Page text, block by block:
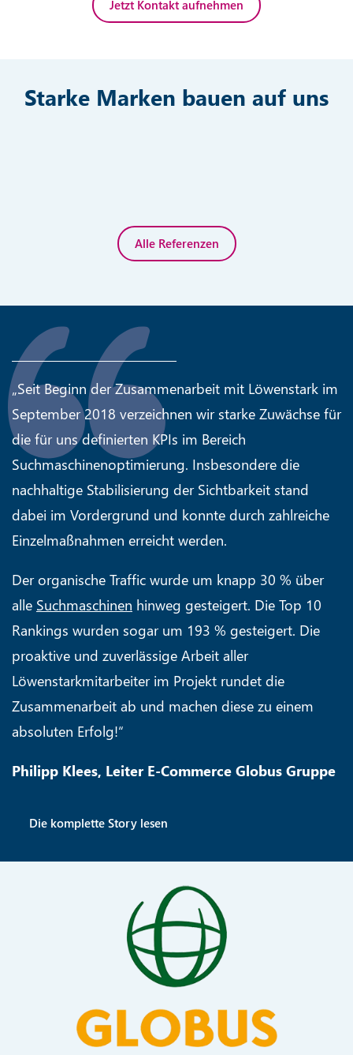
Jetzt Kontakt aufnehmen
Starke Marken bauen auf uns
Alle Referenzen
„Seit Beginn der Zusammenarbeit mit Löwenstark im
September 2018 verzeichnen wir starke Zuwächse für
die für uns definierten KPIs im Bereich
Suchmaschinenoptimierung. Insbesondere die
nachhaltige Stabilisierung der Sichtbarkeit stand
dabei im Vordergrund und konnte durch zahlreiche
Einzelmaßnahmen erreicht werden.
Der organische Traffic wurde um knapp 30 % über
alle Suchmaschinen hinweg gesteigert. Die Top 10
Rankings wurden sogar um 193 % gesteigert. Die
proaktive und zuverlässige Arbeit aller
Löwenstarkmitarbeiter im Projekt rundet die
Zusammenarbeit ab und machen diese zu einem
absoluten Erfolg!“
Philipp Klees, Leiter E-Commerce Globus Gruppe
Die komplette Story lesen